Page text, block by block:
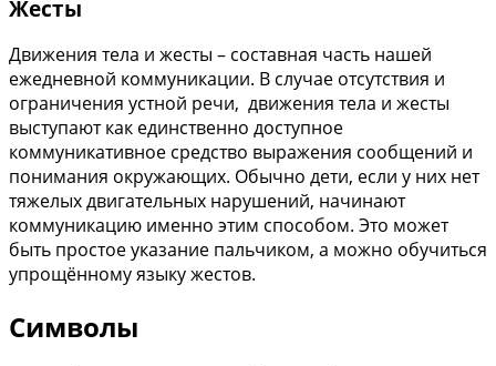
Жесты
Движения тела и жесты – составная часть нашей
ежедневной коммуникации. В случае отсутствия и
ограничения устной речи, движения тела и жесты
выступают как единственно доступное
коммуникативное средство выражения сообщений и
понимания окружающих. Обычно дети, если у них нет
тяжелых двигательных нарушений, начинают
коммуникацию именно этим способом. Это может
быть простое указание пальчиком, а можно обучиться
упрощённому языку жестов.
Символы